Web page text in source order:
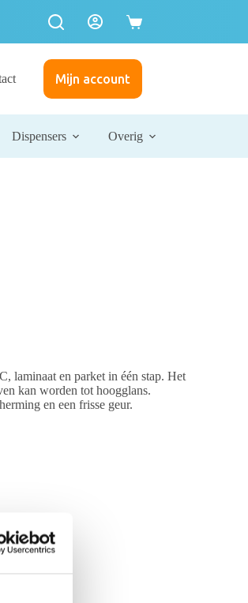
Mijn account
Dispensers Overig
laminaat en parket in één stap. Het
kan worden tot hoogglans.
en een frisse geur.